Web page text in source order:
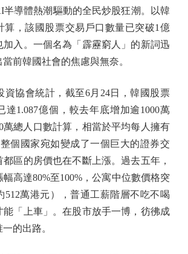
半導體熱潮驅動的全民炒股狂潮。以韓
算，該國股票交易戶口數量已突破1億
加入。一個名為「霹靂窮人」的新詞迅
前韓國社會的焦慮與無奈。
協會統計，截至6月24日，韓國股票
達1.087億個，較去年底增加逾1000萬
萬總人口數計算，相當於平均每人擁有
個國家宛如變成了一個巨大的證券交
區的房價也在不斷上漲。過去五年，
高達80%至100%，公寓中位數價格突
512萬港元），普通工薪階層不吃不喝
能「上車」。在股市放手一博，彷彿成
的出路。